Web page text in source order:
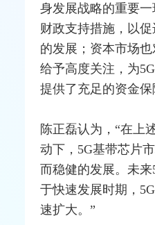
身发展战略的重要
财政支持措施，以
的发展；资本市场
给予高度关注，为
提供了充足的资金保
陈正磊认为，“在上
动下，5G基带芯片
而稳健的发展。未
于快速发展时期，
速扩大。”